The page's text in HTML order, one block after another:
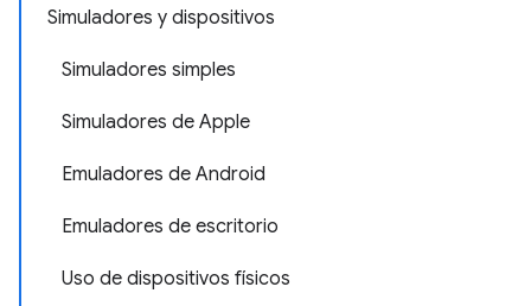
Simuladores y dispositivos
Simuladores simples
Simuladores de Apple
Emuladores de Android
Emuladores de escritorio
Uso de dispositivos físicos